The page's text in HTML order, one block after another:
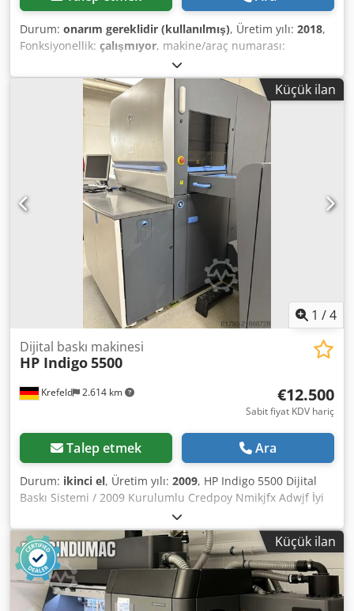
Durum: onarım gereklidir (kullanılmış), Üretim yılı: 2018,
Fonksiyonellik: çalışmıyor, makine/araç numarası:
, Makina Calisir durumda alindi. Uzun
zamandir calismiyor. Bakima ihtiyaci var. Crsdpfoy Siqisx
Küçük ilan
1 /4
Krefeld 2.614 km
Dijital baskı makinesi
HP Indigo5500
€12.500
Sabit fiyat KDV hariç
Talep etmek Ara
Durum: ikinci el, Üretim yılı: 2009, HP Indigo 5500 Dijital
Baskı Sistemi / 2009 Kurulumlu Credpoy Nmikjfx Adwjf İyi
donanımlı • 6 Renkli Baskı Makinesi Sistemi • HP Production
HP Harlequin • Ağır hizmet kiti • Plastikler için One-Shot
sistemi Bu makine son ana kadar kesintisiz ve son derece
güvenilir bir şekilde çalıştı. Komple lazer sistemi yaklaşık
2021 yılında yenilenmiştir.
Küçük ilan